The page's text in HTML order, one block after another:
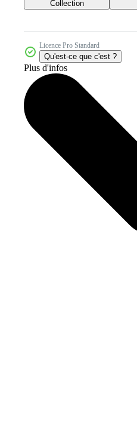
Collection
Licence Pro Standard
Qu'est-ce que c'est ?
Plus d'infos